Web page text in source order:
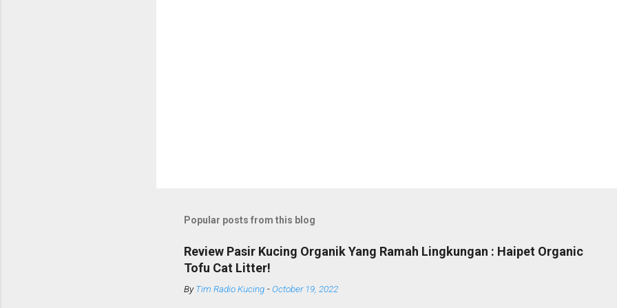
Popular posts from this blog
Review Pasir Kucing Organik Yang Ramah Lingkungan : Haipet Organic
Tofu Cat Litter!
ByTim Radio Kucing -October 19, 2022